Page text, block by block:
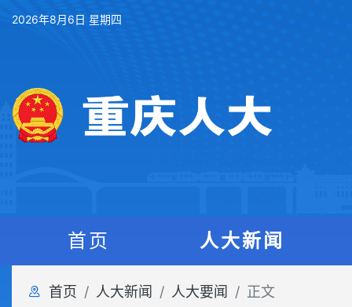
2026年8月6日 星期四
首页 人大新闻
首页 人大新闻 人大要闻 正文